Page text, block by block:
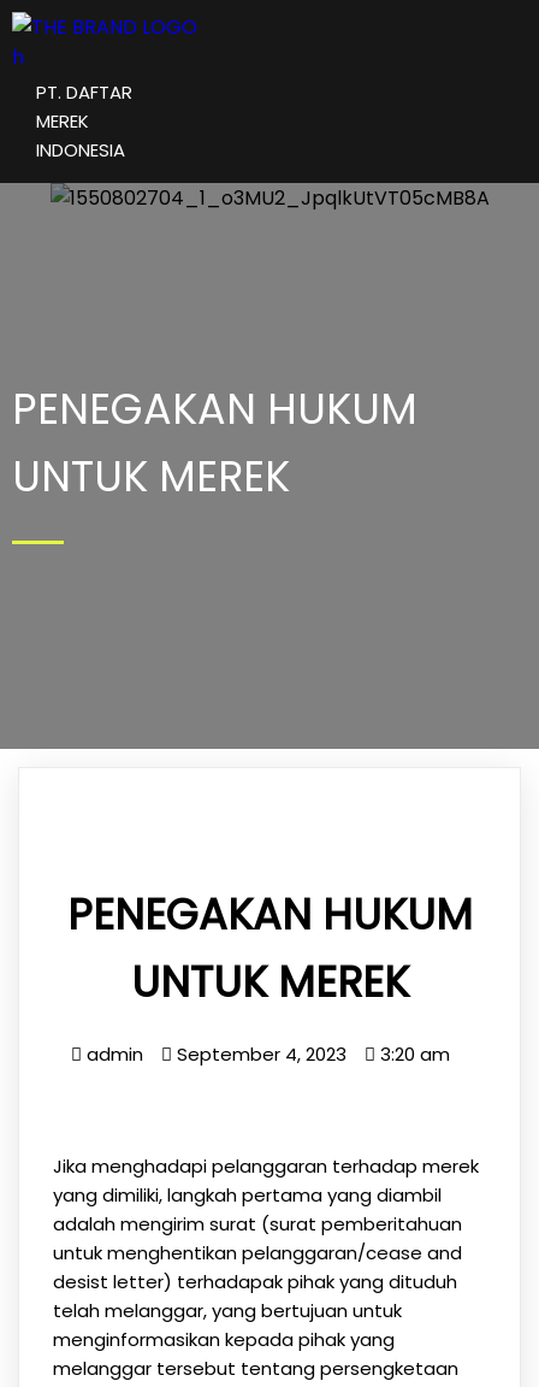
PT. DAFTAR
MEREK
INDONESIA
PENEGAKAN HUKUM
UNTUK MEREK
PENEGAKAN HUKUM
UNTUK MEREK
admin September 4, 2023 3:20 am
Jika menghadapi pelanggaran terhadap merek
yang dimiliki, langkah pertama yang diambil
adalah mengirim surat (surat pemberitahuan
untuk menghentikan pelanggaran/cease and
desist letter) terhadapak pihak yang dituduh
telah melanggar, yang bertujuan untuk
menginformasikan kepada pihak yang
melanggar tersebut tentang persengketaan